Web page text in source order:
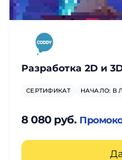
Разработка 2D и
СЕРТИФИКАТ НАЧАЛО: В
8 080 руб.